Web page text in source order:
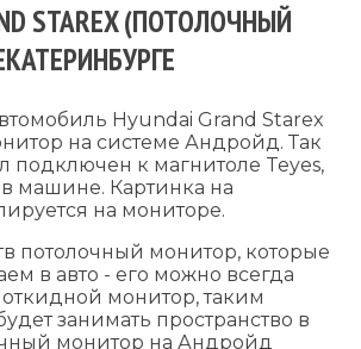
STAREX (ПОТОЛОЧНЫЙ
Hyundai Grand Starex
на системе Андройд. Так
подключен к магнитоле Teyes,
в машине. Картинка на
на мониторе.
потолочный монитор, которые
в авто - его можно всегда
монитор, таким
занимать пространство в
монитор на Андройд